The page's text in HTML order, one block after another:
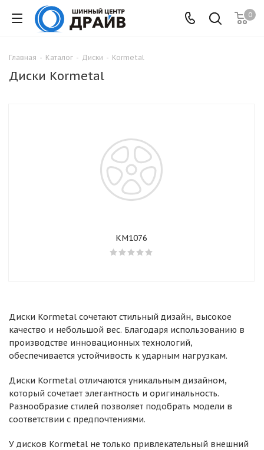
0
Главная - Каталог - Диски - Kormetal
Диски Kormetal
KM1076
Диски Kormetal сочетают стильный дизайн, высокое
качество и небольшой вес. Благодаря использованию в
производстве инновационных технологий,
обеспечивается устойчивость к ударным нагрузкам.
Диски Kormetal отличаются уникальным дизайном,
который сочетает элегантность и оригинальность.
Разнообразие стилей позволяет подобрать модели в
соответствии с предпочтениями.
У дисков Kormetal не только привлекательный внешний